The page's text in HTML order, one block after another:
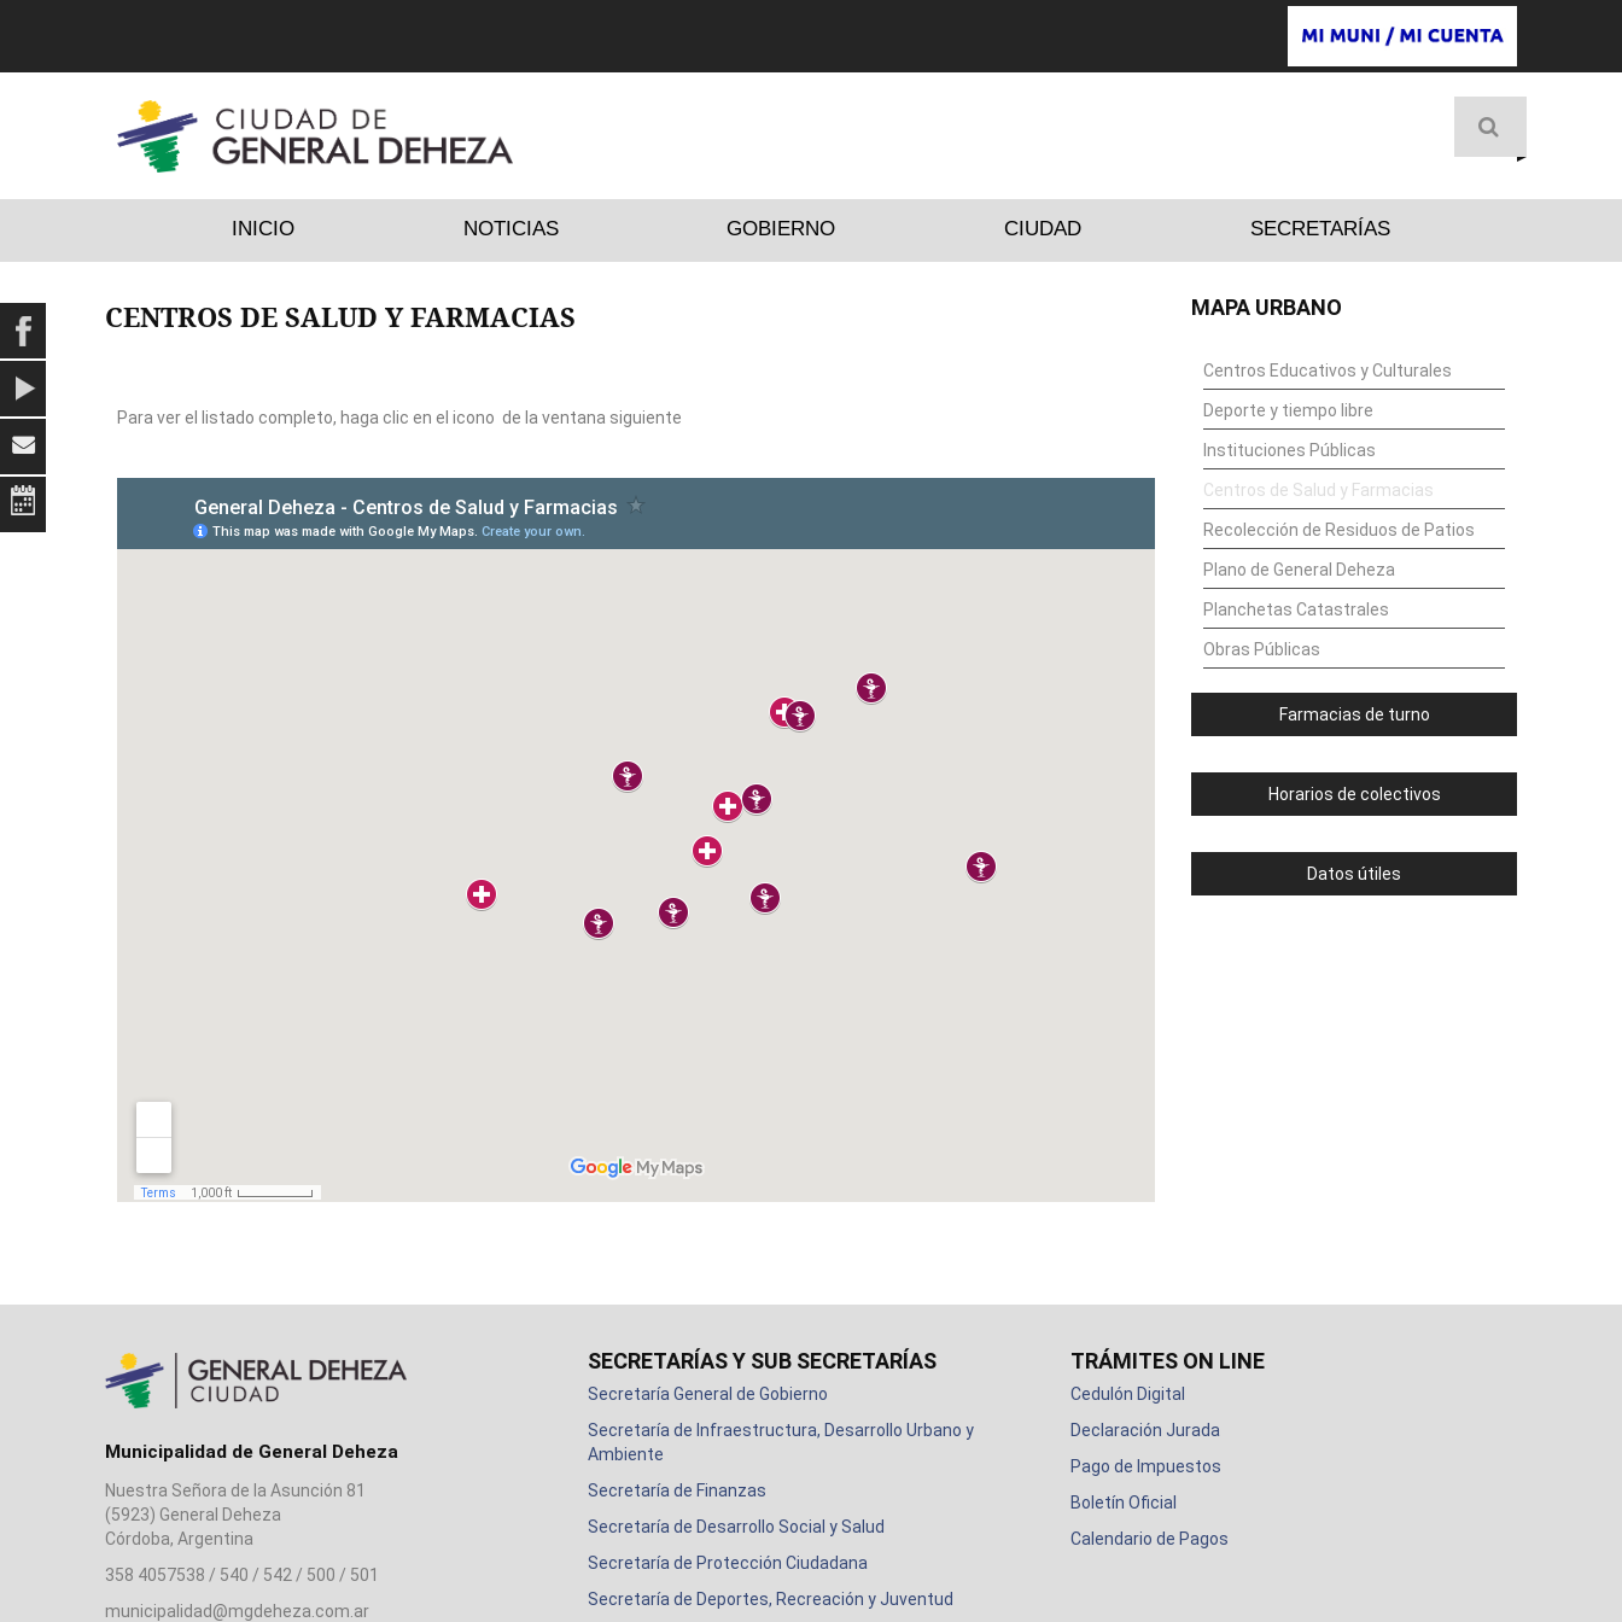
INICIO NOTICIAS GOBIERNO CIUDAD SECRETARÍAS
CENTROS DE SALUD Y FARMACIAS
Para ver el listado completo, haga clic en el icono de la ventana siguiente
MAPA URBANO
Centros Educativos y Culturales
Deporte y tiempo libre
Instituciones Públicas
Centros de Salud y Farmacias
Recolección de Residuos de Patios
Plano de General Deheza
Planchetas Catastrales
Obras Públicas
Farmacias de turno
Horarios de colectivos
Datos útiles
Municipalidad de General Deheza
Nuestra Señora de la Asunción 81
(5923) General Deheza
Córdoba, Argentina
358 4057538 / 540 / 542 / 500 / 501
municipalidad@mgdeheza.com.ar
SECRETARÍAS Y SUB SECRETARÍAS
Secretaría General de Gobierno
Secretaría de Infraestructura, Desarrollo Urbano y
Ambiente
Secretaría de Finanzas
Secretaría de Desarrollo Social y Salud
Secretaría de Protección Ciudadana
Secretaría de Deportes, Recreación y Juventud
TRÁMITES ON LINE
Cedulón Digital
Declaración Jurada
Pago de Impuestos
Boletín Oficial
Calendario de Pagos